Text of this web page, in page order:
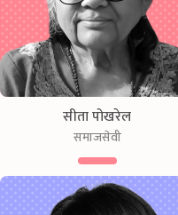
सीता पोखरेल
समाजसेवी